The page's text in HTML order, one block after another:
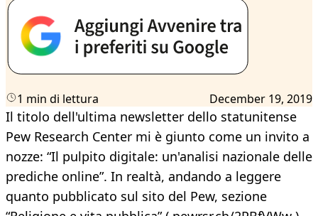
1 min di lettura December 19, 2019
Il titolo dell'ultima newsletter dello statunitense
Pew Research Center mi è giunto come un invito a
nozze: “Il pulpito digitale: un'analisi nazionale delle
prediche online”. In realtà, andando a leggere
quanto pubblicato sul sito del Pew, sezione